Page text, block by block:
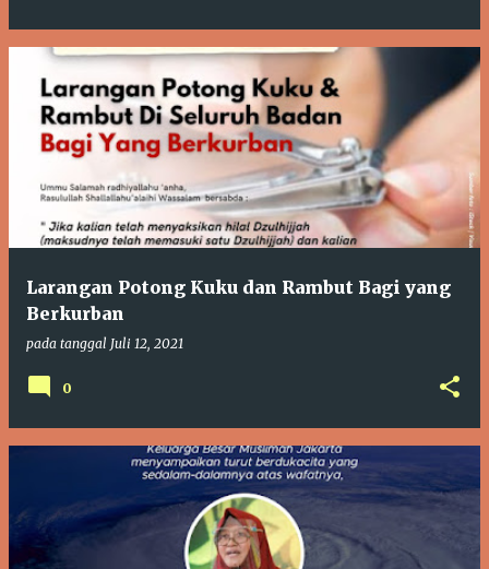
Larangan Potong Kuku dan Rambut Bagi yang
Berkurban
pada tanggal Juli 12, 2021
0